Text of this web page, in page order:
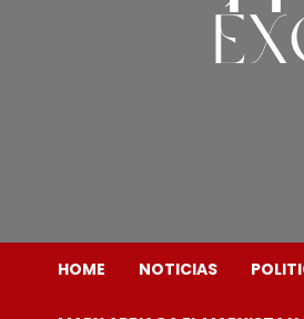
HOME NOTICIAS